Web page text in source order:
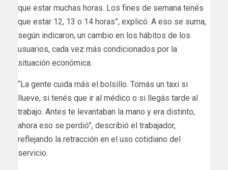
que estar muchas horas. Los fines de semana tenés
que estar 12, 13 o 14 horas”, explicó. A eso se suma,
según indicaron, un cambio en los hábitos de los
usuarios, cada vez más condicionados por la
situación económica.
“La gente cuida más el bolsillo. Tomás un taxi si
llueve, si tenés que ir al médico o si llegás tarde al
trabajo. Antes te levantaban la mano y era distinto;
ahora eso se perdió”, describió el trabajador,
reflejando la retracción en el uso cotidiano del
servicio.